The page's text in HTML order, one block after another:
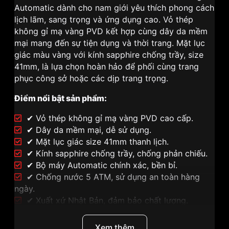
Automatic dành cho nam giới yêu thích phong cách
lịch lãm, sang trọng và ứng dụng cao. Vỏ thép
không gỉ mạ vàng PVD kết hợp cùng dây da mềm
mại mang đến sự tiện dụng và thời trang. Mặt lục
giác màu vàng với kính sapphire chống trầy, size
41mm, là lựa chọn hoàn hảo để phối cùng trang
phục công sở hoặc các dịp trang trọng.
Điểm nổi bật sản phẩm:
✔ Vỏ thép không gỉ mạ vàng PVD cao cấp.
✔ Dây da mềm mại, dễ sử dụng.
✔ Mặt lục giác size 41mm thanh lịch.
✔ Kính sapphire chống trầy, chống phản chiếu.
✔ Bộ máy Automatic chính xác, bền bỉ.
✔ Chống nước 5 ATM, sử dụng an toàn hàng
ngày.
✔ Xuất xứ Nhật Bản, đảm bảo chất lượng.
Phân tích điểm đặc biệt: